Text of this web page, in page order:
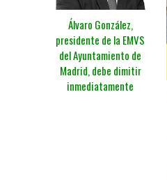
Álvaro González,
presidente de la EMVS
del Ayuntamiento de
Madrid, debe dimitir
inmediatamente